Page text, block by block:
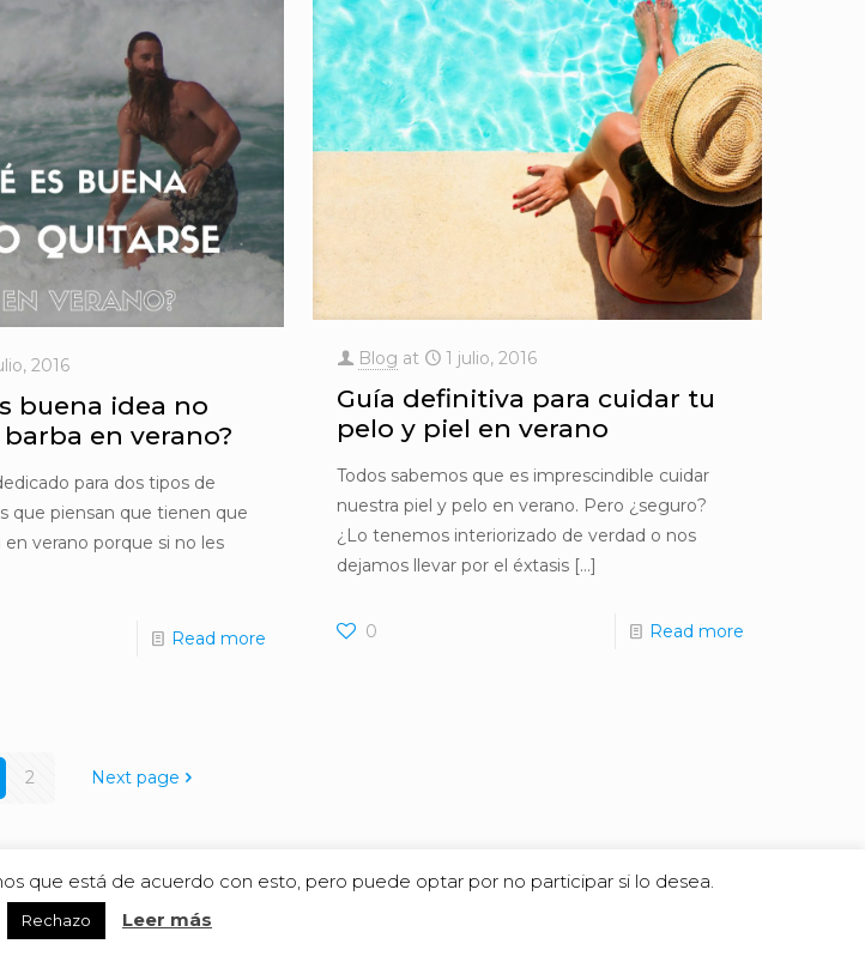
2016
buena idea no
en verano?
para dos tipos de
que piensan que tienen que
en verano porque si no les
Read more
Blog at 1 julio, 2016
Guía definitiva para cuidar tu
pelo y piel en verano
Todos sabemos que es imprescindible cuidar
nuestra piel y pelo en verano. Pero ¿seguro?
¿Lo tenemos interiorizado de verdad o nos
dejamos llevar por el éxtasis […]
0 Read more
2 Next page
que está de acuerdo con esto, pero puede optar por no participar si lo desea.
Rechazo Leer más